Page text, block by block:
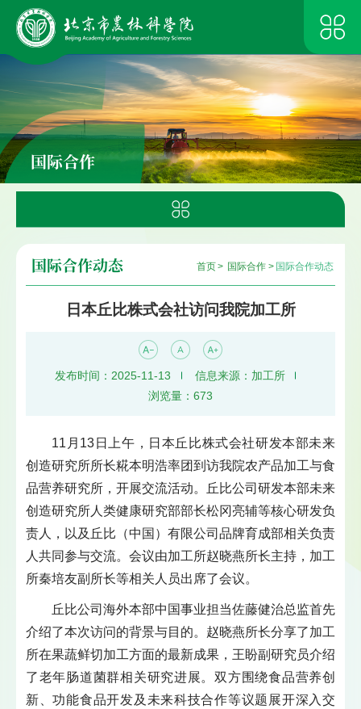
国际合作
首页> 国际合作 > 国际合作动态
国际合作动态
日本丘比株式会社访问我院加工所
发布时间：2025-11-13
信息来源：加工所
浏览量： 673
11月13日上午，日本丘比株式会社研发本部未来
创造研究所所长糀本明浩率团到访我院农产品加工与食
品营养研究所，开展交流活动。丘比公司研发本部未来
创造研究所人类健康研究部部长松冈亮辅等核心研发负
责人，以及丘比（中国）有限公司品牌育成部相关负责
人共同参与交流。会议由加工所赵晓燕所长主持，加工
所秦培友副所长等相关人员出席了会议。
丘比公司海外本部中国事业担当佐藤健治总监首先
介绍了本次访问的背景与目的。赵晓燕所长分享了加工
所在果蔬鲜切加工方面的最新成果，王盼副研究员介绍
了老年肠道菌群相关研究进展。双方围绕食品营养创
新、功能食品开发及未来科技合作等议题展开深入交